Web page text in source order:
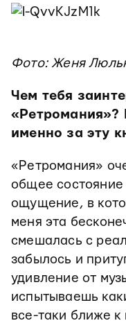
Фото: Женя
Чем тебя
«Ретромания»?
именно за эту
«Ретромания»
общее
ощущение, в
меня эта
смешалась с
забылось и
удивление от
испытываешь
все-таки ближе к